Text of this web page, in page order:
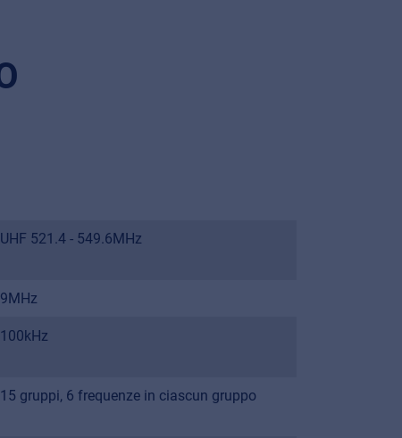
UHF 521.4 - 549.6MHz
9MHz
100kHz
15 gruppi, 6 frequenze in ciascun gruppo